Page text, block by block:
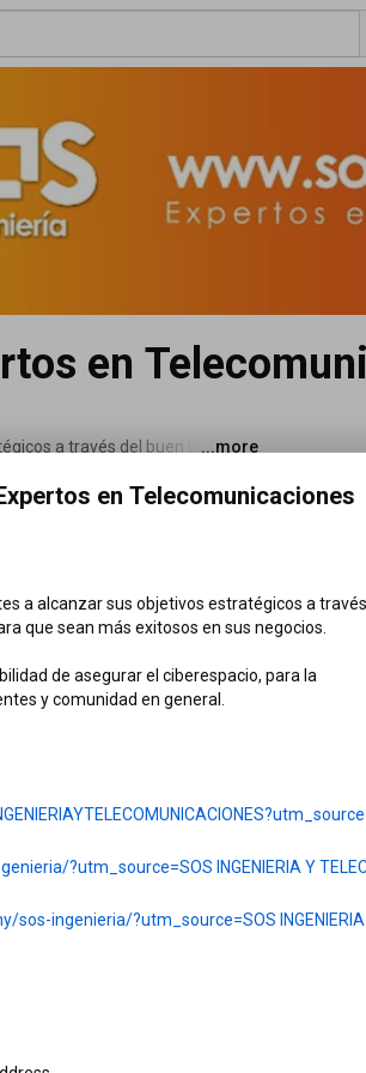
en
a través del buen uso de la
...more
CIBERSEGURIDAD / Principio
372 views • 3 years ago
en Telecomunicaciones
a alcanzar sus objetivos estratégicos a través
que sean más exitosos en sus negocios.
de asegurar el ciberespacio, para la